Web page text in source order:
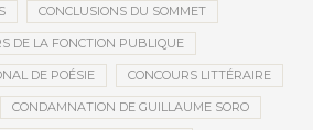
CONCLUSIONS DU SOMMET
DE LA FONCTION PUBLIQUE
DE POÉSIE CONCOURS LITTÉRAIRE
CONDAMNATION DE GUILLAUME SORO